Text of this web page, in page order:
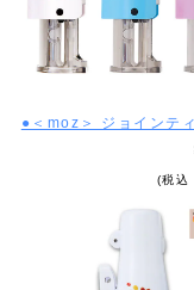
●＜moz＞ ジョインテ
(税